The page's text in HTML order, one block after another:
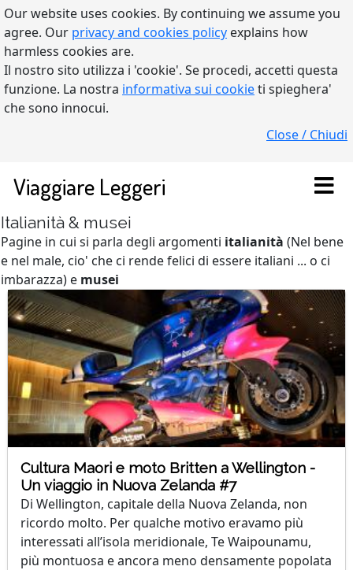
Our website uses cookies. By continuing we assume you
agree. Our privacy and cookies policy explains how
harmless cookies are.
Il nostro sito utilizza i 'cookie'. Se procedi, accetti questa
funzione. La nostra informativa sui cookieti spieghera'
che sono innocui.
Close / Chiudi
Viaggiare Leggeri
Italianità & musei
Pagine in cui si parla degli argomenti italianità (Nel bene
e nel male, cio' che ci rende felici di essere italiani ... o ci
imbarazza) e musei
Cultura Maori e moto Britten a Wellington -
Un viaggio in Nuova Zelanda #7
Di Wellington, capitale della Nuova Zelanda, non
ricordo molto. Per qualche motivo eravamo più
interessati all’isola meridionale, Te Waipounamu,
più montuosa e ancora meno densamente popolata